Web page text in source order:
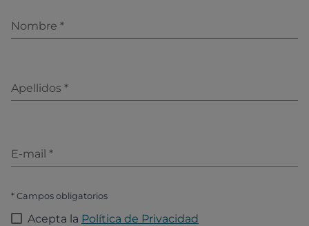
Nombre *
Apellidos *
E-mail *
* Campos obligatorios
Acepta la Política de Privacidad